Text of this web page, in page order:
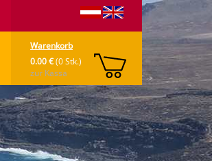
Warenkorb
0.00 €(0 Stk.)
zur Kassa